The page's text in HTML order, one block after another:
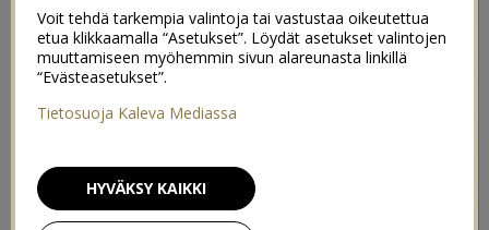
Voit tehdä tarkempia valintoja tai vastustaa oikeutettua
etua klikkaamalla “Asetukset”. Löydät asetukset valintojen
muuttamiseen myöhemmin sivun alareunasta linkillä
“Evästeasetukset”.
Tietosuoja Kaleva Mediassa
HYVÄKSY KAIKKI